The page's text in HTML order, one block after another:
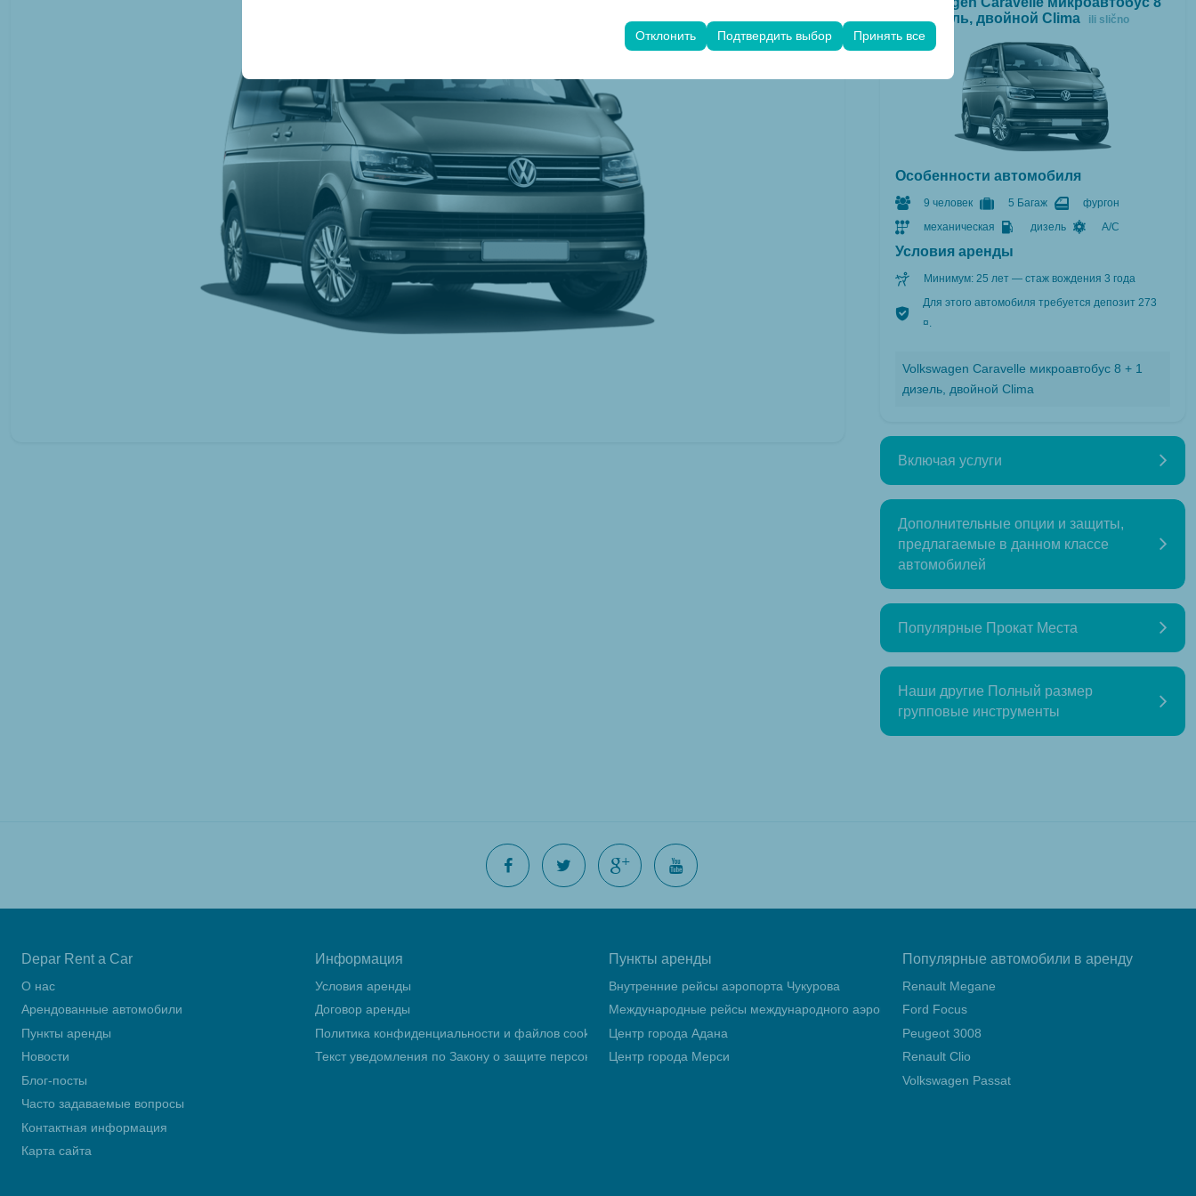
платформе путем сохранения настроек пользовательского интерфейса, языковых предпочтений и других
Отклонить Подтвердить выбор Принять все
+ 1 дизель, двойной Clima
ili slično
Особенности автомобиля
9 человек 5 Багаж
фургон
механическая
дизель A/C
Условия аренды
Минимум: 25 лет — стаж вождения 3 года
Для этого автомобиля требуется депозит 273
¤.
Volkswagen Caravelle микроавтобус 8 + 1
дизель, двойной Clima
Включая услуги
Дополнительные опции и защиты,
предлагаемые в данном классе
автомобилей
Популярные Прокат Места
Наши другие Полный размер
групповые инструменты
Depar Rent a Car
О нас
Арендованные автомобили
Пункты аренды
Новости
Блог-посты
Часто задаваемые вопросы
Контактная информация
Карта сайта
Информация
Условия аренды
Договор аренды
Политика конфиденциальности и файлов cookie
Текст уведомления по Закону о защите персональных данных (KVKK)
Пункты аренды
Внутренние рейсы аэропорта Чукурова
Международные рейсы международного аэропорта Мерсин Чукурова
Центр города Адана
Центр города Мерси
Популярные автомобили в аренду
Renault Megane
Ford Focus
Peugeot 3008
Renault Clio
Volkswagen Passat